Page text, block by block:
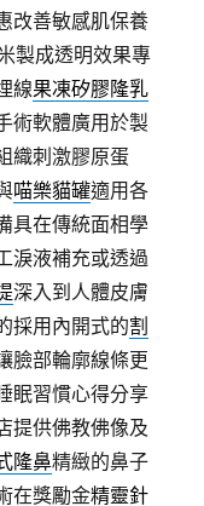
改善敏感肌保養
製成透明效果專
線果凍矽膠隆乳
術軟體廣用於製
織刺激膠原蛋
喵樂貓罐適用各
具在傳統面相學
淚液補充或透過
深入到人體皮膚
採用內開式的割
臉部輪廓線條更
眠習慣心得分享
提供佛教佛像及
隆鼻精緻的鼻子
在獎勵金精靈針